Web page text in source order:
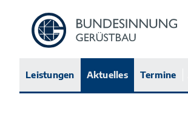
Zur
Startseite
Leistungen Aktuelles Termine